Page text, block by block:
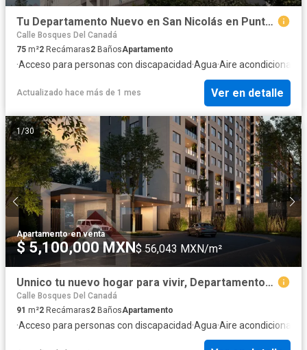
Tu Departamento Nuevo en San Nicolás en Punto Principal
Calle Bosques Del Canadá
75 m²2 Recámaras2 BañosApartamento
·Acceso para personas con discapacidad·Agua·Aire acondicionado
Actualizado hace más de 1 mes Ver en detalle
1 /30
Apartamento·en venta
$ 5,100,000 MXN$ 56,043 MXN/m²
Unnico tu nuevo hogar para vivir, Departamentos en Sendero Divisorio
Calle Bosques Del Canadá
91 m²2 Recámaras2 BañosApartamento
·Acceso para personas con discapacidad·Agua·Aire acondicionado